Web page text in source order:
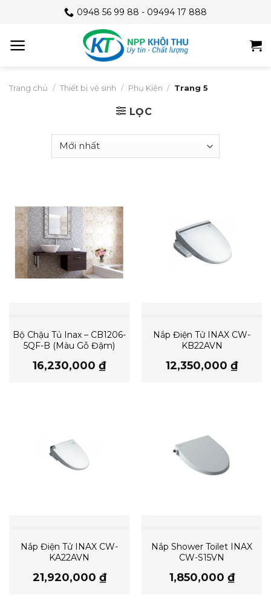
content
0948 56 99 88 - 09494 17 888
Trang chủ / Thiết bị vệ sinh / Phụ Kiện / Trang 5
LỌC
Bộ Chậu Tủ Inax – CB1206-
5QF-B (Màu Gỗ Đậm)
16,230,000 ₫
Nắp Điện Tử INAX CW-
KB22AVN
12,350,000 ₫
Nắp Điện Tử INAX CW-
KA22AVN
21,920,000 ₫
Nắp Shower Toilet INAX
CW-S15VN
1,850,000 ₫